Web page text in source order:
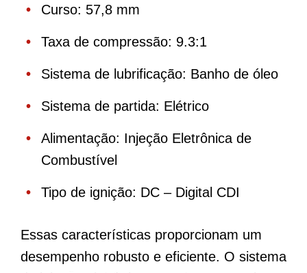
Curso: 57,8 mm
Taxa de compressão: 9.3:1
Sistema de lubrificação: Banho de óleo
Sistema de partida: Elétrico
Alimentação: Injeção Eletrônica de
Combustível
Tipo de ignição: DC – Digital CDI
Essas características proporcionam um
desempenho robusto e eficiente. O sistema